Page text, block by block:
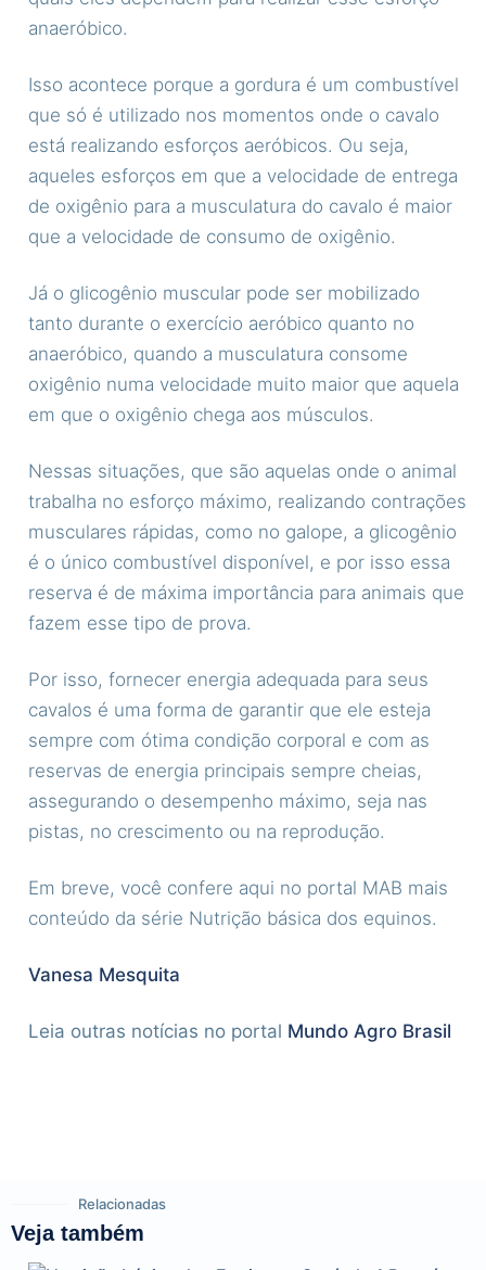
anaeróbico.
Isso acontece porque a gordura é um combustível
que só é utilizado nos momentos onde o cavalo
está realizando esforços aeróbicos. Ou seja,
aqueles esforços em que a velocidade de entrega
de oxigênio para a musculatura do cavalo é maior
que a velocidade de consumo de oxigênio.
Já o glicogênio muscular pode ser mobilizado
tanto durante o exercício aeróbico quanto no
anaeróbico, quando a musculatura consome
oxigênio numa velocidade muito maior que aquela
em que o oxigênio chega aos músculos.
Nessas situações, que são aquelas onde o animal
trabalha no esforço máximo, realizando contrações
musculares rápidas, como no galope, a glicogênio
é o único combustível disponível, e por isso essa
reserva é de máxima importância para animais que
fazem esse tipo de prova.
Por isso, fornecer energia adequada para seus
cavalos é uma forma de garantir que ele esteja
sempre com ótima condição corporal e com as
reservas de energia principais sempre cheias,
assegurando o desempenho máximo, seja nas
pistas, no crescimento ou na reprodução.
Em breve, você confere aqui no portal MAB mais
conteúdo da série Nutrição básica dos equinos.
Vanesa Mesquita
Leia outras notícias no portal Mundo Agro Brasil
Relacionadas
Veja também